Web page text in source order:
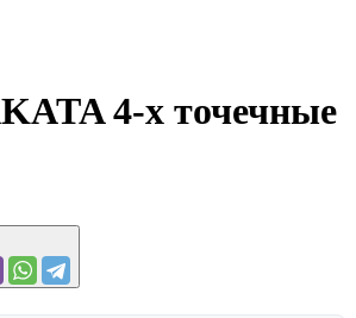
4-х точечные